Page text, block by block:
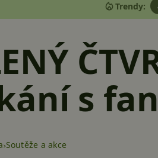
Trendy:
s
Soutěže a akce